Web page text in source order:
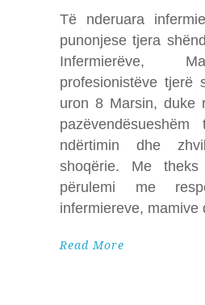
Të nderuara
punonjese tjera
Infermierëve,
profesionistëve tjerë
uron 8 Marsin, duke
ndërtimin dhe
shoqërie. Me
përulemi me
infermiereve, mamive
Read More